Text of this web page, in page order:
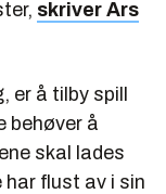
skriver Ars
er å tilby spill
behøver å
skal lades
har flust av i sin